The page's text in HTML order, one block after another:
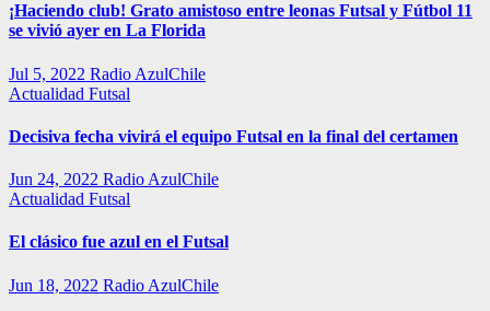
¡Haciendo club! Grato amistoso entre leonas Futsal y Fútbol 11
se vivió ayer en La Florida
Jul 5, 2022 Radio AzulChile
Actualidad Futsal
Decisiva fecha vivirá el equipo Futsal en la final del certamen
Jun 24, 2022 Radio AzulChile
Actualidad Futsal
El clásico fue azul en el Futsal
Jun 18, 2022 Radio AzulChile